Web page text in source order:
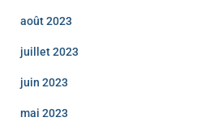
août 2023
juillet 2023
juin 2023
mai 2023